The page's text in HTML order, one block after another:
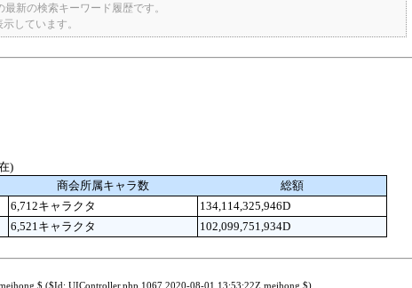
新の検索キーワード履歴です。
しています。
)
商会所属キャラ数
総額
6,712キャラクタ
134,114,325,946D
6,521キャラクタ 102,099,751,934D
$ ($Id: UIController.php 1067 2020-08-01 13:53:22Z meihong $)